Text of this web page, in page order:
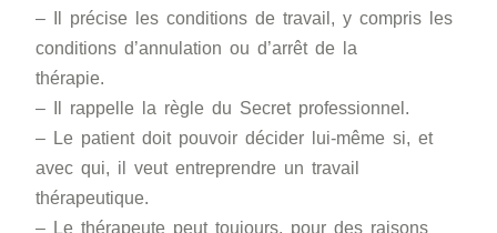
– Il précise les conditions de travail, y compris les
conditions d’annulation ou d’arrêt de la
thérapie.
– Il rappelle la règle du Secret professionnel.
– Le patient doit pouvoir décider lui-même si, et
avec qui, il veut entreprendre un travail
thérapeutique.
– Le thérapeute peut toujours, pour des raisons